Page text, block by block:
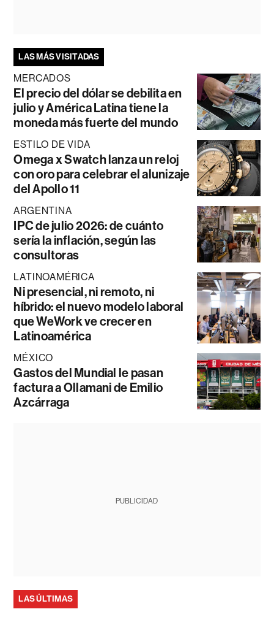
LAS MÁS VISITADAS
MERCADOS
El precio del dólar se debilita en
julio y América Latina tiene la
moneda más fuerte del mundo
ESTILO DE VIDA
Omega x Swatch lanza un reloj
con oro para celebrar el alunizaje
del Apollo 11
ARGENTINA
IPC de julio 2026: de cuánto
sería la inflación, según las
consultoras
LATINOAMÉRICA
Ni presencial, ni remoto, ni
híbrido: el nuevo modelo laboral
que WeWork ve crecer en
Latinoamérica
MÉXICO
Gastos del Mundial le pasan
factura a Ollamani de Emilio
Azcárraga
PUBLICIDAD
LAS ÚLTIMAS